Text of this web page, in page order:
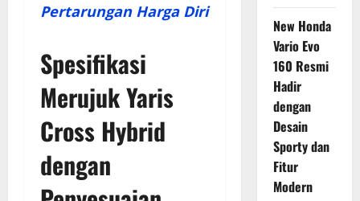
Pertarungan Harga Diri
Spesifikasi
Merujuk Yaris
Cross Hybrid
dengan
New Honda
Vario Evo
160 Resmi
Hadir
dengan
Desain
Sporty dan
Fitur
Modern